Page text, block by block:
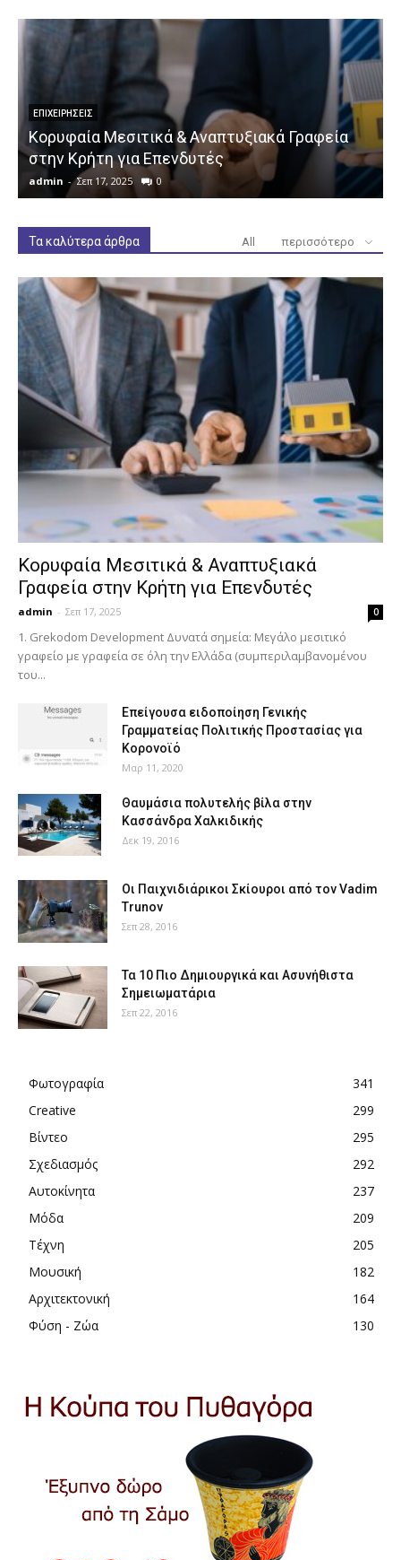
ΕΠΙΧΕΙΡΉΣΕΙΣ
Κορυφαία Μεσιτικά & Αναπτυξιακά Γραφεία
στην Κρήτη για Επενδυτές
admin - Σεπ 17, 2025 0
Τα καλύτερα άρθρα All περισσότερο
Κορυφαία Μεσιτικά & Αναπτυξιακά
Γραφεία στην Κρήτη για Επενδυτές
admin - Σεπ 17, 2025 0
1. Grekodom Development Δυνατά σημεία: Μεγάλο μεσιτικό
γραφείο με γραφεία σε όλη την Ελλάδα (συμπεριλαμβανομένου
του...
Επείγουσα ειδοποίηση Γενικής
Γραμματείας Πολιτικής Προστασίας για
Κορονοϊό
Μαρ 11, 2020
Θαυμάσια πολυτελής βίλα στην
Κασσάνδρα Χαλκιδικής
Δεκ 19, 2016
Οι Παιχνιδιάρικοι Σκίουροι από τον Vadim
Trunov
Σεπ 28, 2016
Τα 10 Πιο Δημιουργικά και Ασυνήθιστα
Σημειωματάρια
Σεπ 22, 2016
Φωτογραφία
341
Creative
299
Βίντεο
295
Σχεδιασμός
292
Αυτοκίνητα
237
Μόδα
209
Τέχνη
205
Μουσική
182
Αρχιτεκτονική
164
Φύση - Ζώα
130